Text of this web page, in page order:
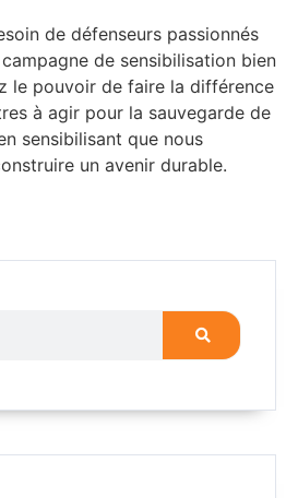
de défenseurs passionnés
de sensibilisation bien
le pouvoir de faire la différence
à agir pour la sauvegarde de
sensibilisant que nous
un avenir durable.